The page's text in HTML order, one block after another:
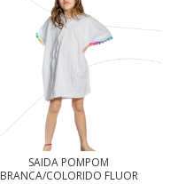
SAIDA POMPOM
BRANCA/COLORIDO FLUOR